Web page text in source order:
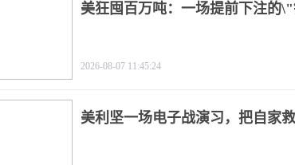
美狂囤百万吨：一场提前下注的\"
2026-08-07 11:45:24
美利坚一场电子战演习，把自家救